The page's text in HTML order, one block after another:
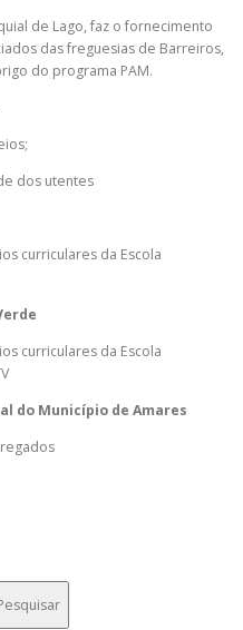
de Lago, faz o fornecimento
das freguesias de Barreiros,
do programa PAM.
dos utentes
curriculares da Escola
curriculares da Escola
do Município de Amares